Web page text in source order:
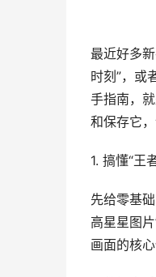
最近好多
时刻”，或
手指南，
和保存它
1. 搞懂“王
先给零基
高星星图
画面的核